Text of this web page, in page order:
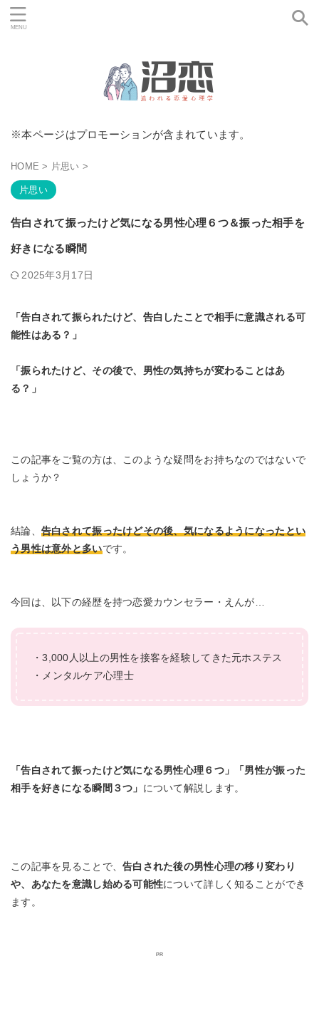
※本ページはプロモーションが含まれています。
HOME > 片思い >
片思い
告白されて振ったけど気になる男性心理６つ＆振った相手を
好きになる瞬間
2025年3月17日
「告白されて振られたけど、告白したことで相手に意識される可
能性はある？」
「振られたけど、その後で、男性の気持ちが変わることはあ
る？」
この記事をご覧の方は、このような疑問をお持ちなのではないで
しょうか？
結論、 告白されて振ったけどその後、気になるようになったとい
う男性は意外と多いです。
今回は、以下の経歴を持つ恋愛カウンセラー・えんが…
・3,000人以上の男性を接客を経験してきた元ホステス
・メンタルケア心理士
「告白されて振ったけど気になる男性心理６つ」「男性が振った
相手を好きになる瞬間３つ」 について解説します。
この記事を見ることで、告白された後の男性心理の移り変わり
や、あなたを意識し始める可能性について詳しく知ることができ
ます。
PR